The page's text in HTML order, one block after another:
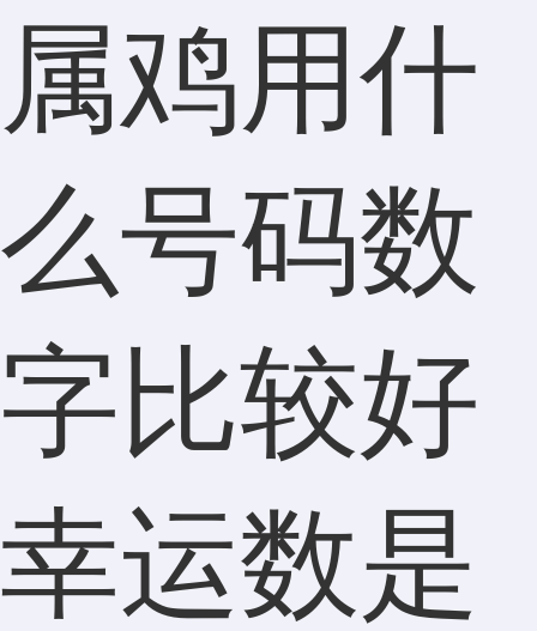
属鸡用什
么号码数
字比较好
幸运数是